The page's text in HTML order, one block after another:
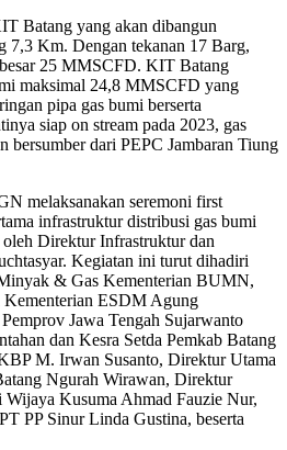
Batang yang akan dibangun
7,3 Km. Dengan tekanan 17 Barg,
25 MMSCFD. KIT Batang
maksimal 24,8 MMSCFD yang
pipa gas bumi berserta
siap on stream pada 2023, gas
dari PEPC Jambaran Tiung
melaksanakan seremoni first
infrastruktur distribusi gas bumi
Direktur Infrastruktur dan
Kegiatan ini turut dihadiri
& Gas Kementerian BUMN,
ESDM Agung
Jawa Tengah Sujarwanto
dan Kesra Setda Pemkab Batang
M. Irwan Susanto, Direktur Utama
Ngurah Wirawan, Direktur
Kusuma Ahmad Fauzie Nur,
PP Sinur Linda Gustina, beserta